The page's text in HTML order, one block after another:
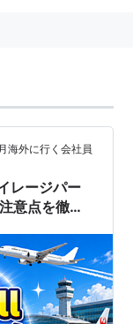
海外に行く会社員
レージパー
意点を徹底